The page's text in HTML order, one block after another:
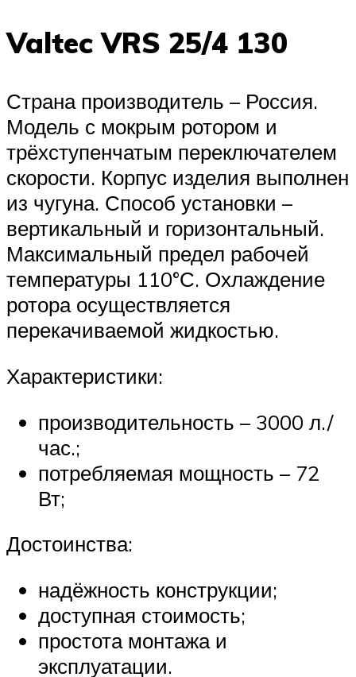
Valtec VRS 25/4 130
Страна производитель – Россия.
Модель с мокрым ротором и
трёхступенчатым переключателем
скорости. Корпус изделия выполнен
из чугуна. Способ установки –
вертикальный и горизонтальный.
Максимальный предел рабочей
температуры 110°С. Охлаждение
ротора осуществляется
перекачиваемой жидкостью.
Характеристики:
производительность – 3000 л./
час.;
потребляемая мощность – 72
Вт;
Достоинства:
надёжность конструкции;
доступная стоимость;
простота монтажа и
эксплуатации.